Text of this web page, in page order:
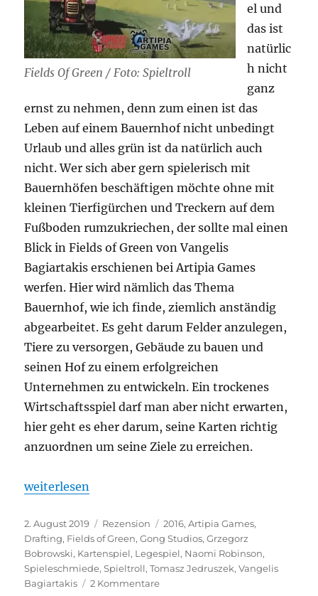
Fields Of Green / Foto: Spieltroll
el und
das ist
natürlic
h nicht
ganz
ernst zu nehmen, denn zum einen ist das
Leben auf einem Bauernhof nicht unbedingt
Urlaub und alles grün ist da natürlich auch
nicht. Wer sich aber gern spielerisch mit
Bauernhöfen beschäftigen möchte ohne mit
kleinen Tierfigürchen und Treckern auf dem
Fußboden rumzukriechen, der sollte mal einen
Blick in Fields of Green von Vangelis
Bagiartakis erschienen bei Artipia Games
werfen. Hier wird nämlich das Thema
Bauernhof, wie ich finde, ziemlich anständig
abgearbeitet. Es geht darum Felder anzulegen,
Tiere zu versorgen, Gebäude zu bauen und
seinen Hof zu einem erfolgreichen
Unternehmen zu entwickeln. Ein trockenes
Wirtschaftsspiel darf man aber nicht erwarten,
hier geht es eher darum, seine Karten richtig
anzuordnen um seine Ziele zu erreichen.
„Fields of Green“
weiterlesen
Veröffentlicht
am
2. August 2019 Kategorien
Rezension Schlagwörter
2016,Artipia Games,
Drafting, Fields of Green,Gong Studios,Grzegorz
Bobrowski, Kartenspiel, Legespiel, Naomi Robinson,
Spieleschmiede,Spieltroll,Tomasz Jedruszek,Vangelis
Bagiartakis
2 Kommentarezu